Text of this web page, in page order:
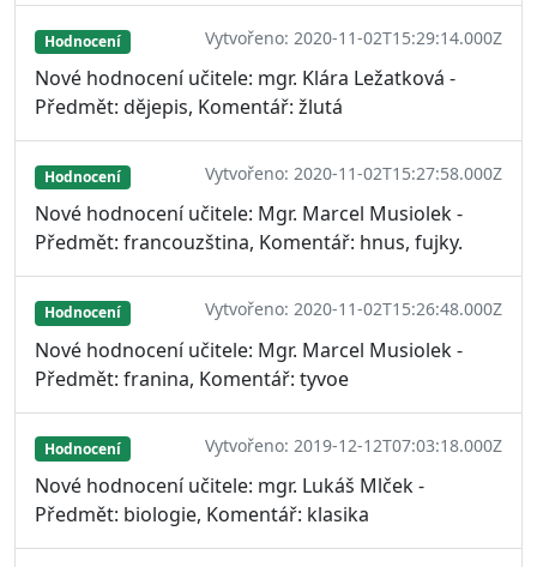
Hodnocení Vytvořeno: 2020-11-02T15:29:14.000Z
Nové hodnocení učitele: mgr. Klára Ležatková -
Předmět: dějepis, Komentář: žlutá
Hodnocení Vytvořeno: 2020-11-02T15:27:58.000Z
Nové hodnocení učitele: Mgr. Marcel Musiolek -
Předmět: francouzština, Komentář: hnus, fujky.
Hodnocení Vytvořeno: 2020-11-02T15:26:48.000Z
Nové hodnocení učitele: Mgr. Marcel Musiolek -
Předmět: franina, Komentář: tyvoe
Hodnocení Vytvořeno: 2019-12-12T07:03:18.000Z
Nové hodnocení učitele: mgr. Lukáš Mlček -
Předmět: biologie, Komentář: klasika